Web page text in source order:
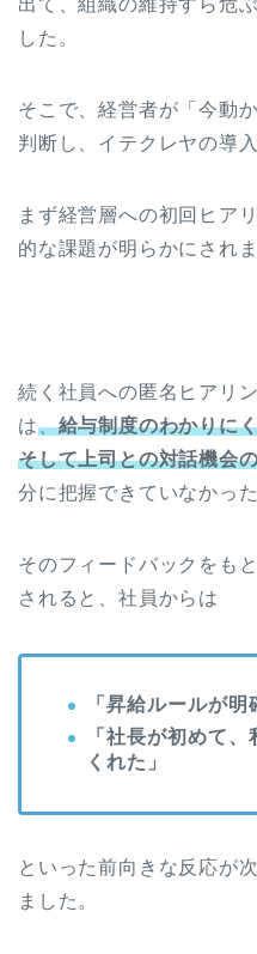
出て、組織の維持すら危
した。
そこで、経営者が「今動
判断し、イテクレヤの導入
まず経営層への初回ヒア
的な課題が明らかにされま
続く社員への匿名ヒアリ
は、給与制度のわかりに
そして上司との対話機会
分に把握できていなかっ
そのフィードバックをも
されると、社員からは
「昇給ルールが明
「社長が初めて
くれた」
といった前向きな反応が
ました。